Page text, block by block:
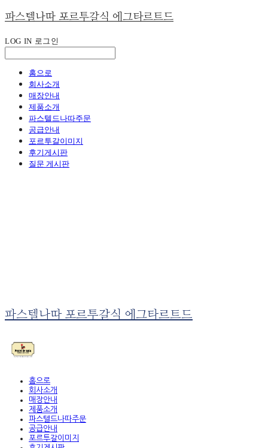
파스텔나따 포르투갈식 에그타르트드
LOG IN 로그인
홈으로
회사소개
매장안내
제품소개
파스텔드나따주문
공급안내
포르투갈이미지
후기게시판
질문 게시판
파스텔나따 포르투갈식 에그타르트드
홈으로
회사소개
매장안내
제품소개
파스텔드나따주문
공급안내
포르투갈이미지